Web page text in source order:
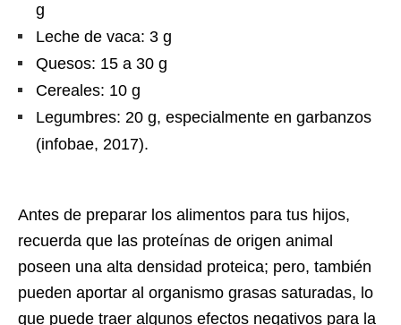
g
Leche de vaca: 3 g
Quesos: 15 a 30 g
Cereales: 10 g
Legumbres: 20 g, especialmente en garbanzos
(infobae, 2017).
Antes de preparar los alimentos para tus hijos,
recuerda que las proteínas de origen animal
poseen una alta densidad proteica; pero, también
pueden aportar al organismo grasas saturadas, lo
que puede traer algunos efectos negativos para la